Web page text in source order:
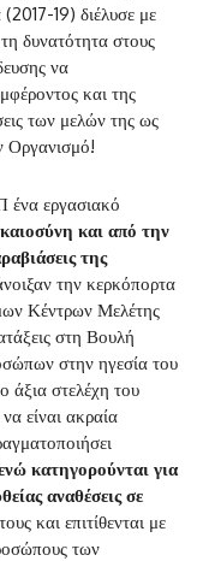
19) διέλυσε με
δυνατότητα στους
να
και της
των μελών της ως
Οργανισμό!
εργασιακό
και από την
της
την κερκόπορτα
Κέντρων Μελέτης
στη Βουλή
στην ηγεσία του
στελέχη του
είναι ακραία
κατηγορούνται για
αναθέσεις σε
και επιτίθενται με
των